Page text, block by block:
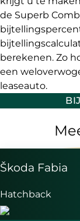
de Superb
berekenen. Zo
een
leaseauto.
Škoda Fabia
Hatchback